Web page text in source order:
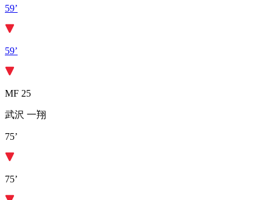
59’
59’
MF 25
武沢 一翔
75’
75’